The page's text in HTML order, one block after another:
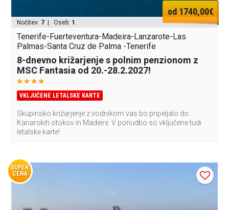
od 1740,00€
Nočitev: 7 | Oseb: 1
Tenerife-Fuerteventura-Madeira-Lanzarote-Las
Palmas-Santa Cruz de Palma -Tenerife
8-dnevno križarjenje s polnim penzionom z
MSC Fantasia od 20.-28.2.2027!
VKLJUČENE LETALSKE KARTE
Skupinsko križarjenje z vodnikom vas bo pripeljalo do
Kanarskih otokov in Madeire. V ponudbo so vključene tudi
letalske karte!
SUPER
CENA